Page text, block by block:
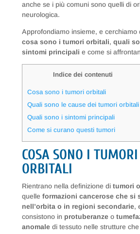
anche se i più comuni sono quelli di
neurologica.
Approfondiamo insieme, e cerchiamo
cosa sono i tumori orbitali, quali
sintomi principali e come si
Indice dei contenuti
Cosa sono i tumori orbitali
Quali sono le cause dei tumori orbitali
Quali sono i sintomi principali
Come si curano questi tumori
COSA SONO I TUMORI
ORBITALI
Rientrano nella definizione di tumori
quelle formazioni cancerose che si
nell’orbita o in regioni secondarie,
consistono in protuberanzeo
anomaledi tessuto nelle strutture